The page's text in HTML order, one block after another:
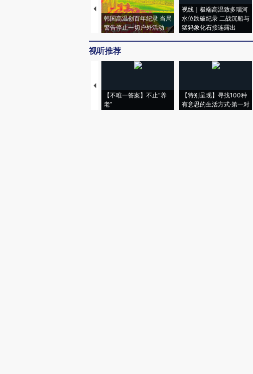
韩国高温创百年纪录 当局
警告停止一切户外活动
视线｜极端高温致多瑙河
水位跌破纪录 二战沉船与
猛犸象化石接连露出
视听推荐
【不唯一答案】不止“养
老”
【特别呈现】寻找100种
有意思的生活方式·第一对